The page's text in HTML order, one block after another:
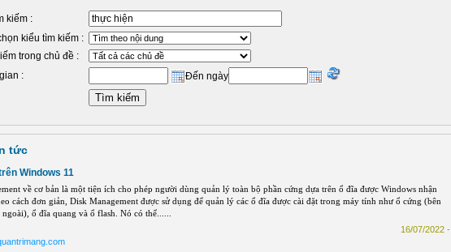
kiếm :
kiểu tìm kiếm :
trong chủ đề :
:
Đến ngày
tức
Windows 11
về cơ bản là một tiện ích cho phép người dùng quản lý toàn bộ phần cứng dựa trên ổ đĩa được Windows nhận
cách đơn giản, Disk Management được sử dụng để quản lý các ổ đĩa được cài đặt trong máy tính như ổ cứng (bên
ổ đĩa quang và ổ flash. Nó có thể......
16/07/2022 -